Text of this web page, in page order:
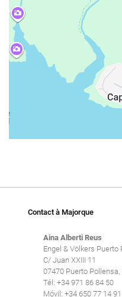
Contact à Majorque
Aina Alberti Reus
Engel & Völkers Puerto
C/ Juan XXIII 11
07470 Puerto
Tél: +34 971 86 84 50
Móvil: +34 650 77 14 91